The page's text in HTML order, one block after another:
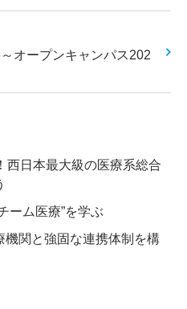
オープンキャンパス202
西日本最大級の医療系総合
ーム医療”を学ぶ
機関と強固な連携体制を構